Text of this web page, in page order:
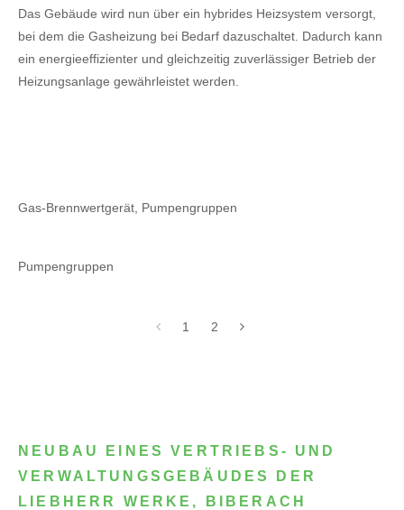
Das Gebäude wird nun über ein hybrides Heizsystem versorgt,
bei dem die Gasheizung bei Bedarf dazuschaltet. Dadurch kann
ein energieeffizienter und gleichzeitig zuverlässiger Betrieb der
Heizungsanlage gewährleistet werden.
Gas-Brennwertgerät, Pumpengruppen
Pumpengruppen
1 2
NEUBAU EINES VERTRIEBS- UND
VERWALTUNGSGEBÄUDES DER
LIEBHERR WERKE, BIBERACH